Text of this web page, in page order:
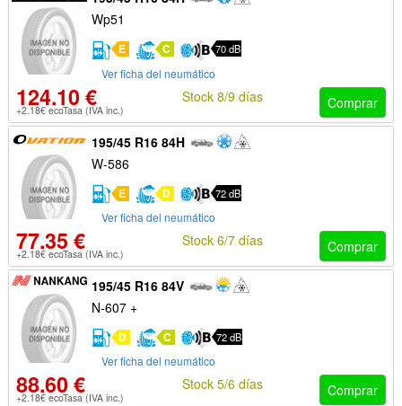
Wp51
E C 70 dB
Ver ficha del neumático
124.10 €
+2.18€ ecoTasa (IVA inc.) Comprar
Stock 8/9 días
195/45 R16 84H
W-586
E D 72 dB
Ver ficha del neumático
77.35 €
+2.18€ ecoTasa (IVA inc.) Comprar
Stock 6/7 días
195/45 R16 84V
N-607 +
D C 72 dB
Ver ficha del neumático
88.60 €
+2.18€ ecoTasa (IVA inc.) Comprar
Stock 5/6 días